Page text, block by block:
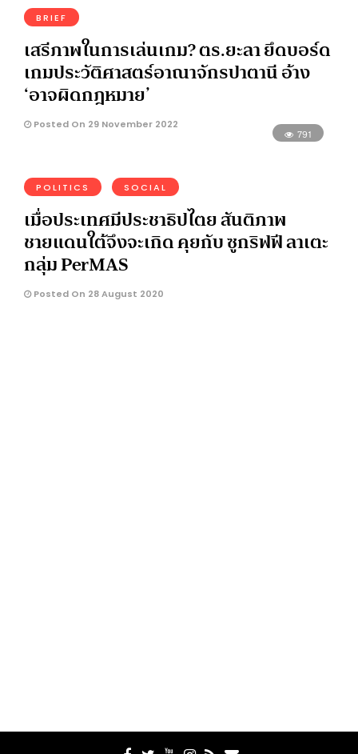
BRIEF
เสรีภาพในการเล่นเกม? ตร.ยะลา ยึดบอร์ด
เกมประวัติศาสตร์อาณาจักรปาตานี อ้าง
‘อาจผิดกฎหมาย’
Posted On 29 November 2022
791
POLITICS SOCIAL
เมื่อประเทศมีประชาธิปไตย สันติภาพ
ชายแดนใต้จึงจะเกิด คุยกับ ซูกริฟฟี ลาเตะ
กลุ่ม PerMAS
Posted On 28 August 2020